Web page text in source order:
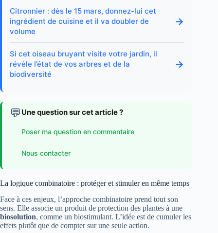
Citronnier : dès le 15 mars, donnez-lui cet
ingrédient de cuisine et il va doubler de
volume
→
Si cet oiseau bruyant visite votre jardin, il
révèle l’état de vos arbres et de la
biodiversité
→
💬 Une question sur cet article ?
Poser ma question en commentaire
Nous contacter
La logique combinatoire : protéger et stimuler en même temps
Face à ces enjeux, l’approche combinatoire prend tout son
sens. Elle associe un produit de protection des plantes à une
biosolution, comme un biostimulant. L’idée est de cumuler les
effets plutôt que de compter sur une seule action.